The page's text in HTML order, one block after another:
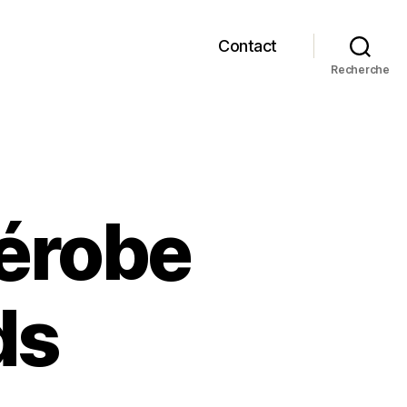
Contact
Recherche